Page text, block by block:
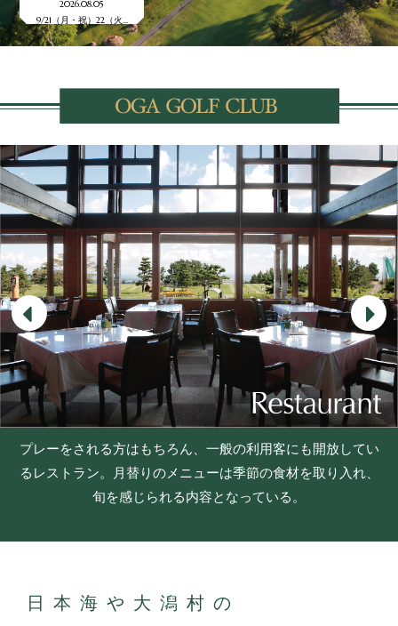
レ…
2026.08.05
9/21（月・祝）22（火…
2026.07.27
9/17（木）アサヒビー…
2026.07.16
9/8（火）グリーンシ…
2026.07.16
8/18（火
プレーをされる方はもちろん、一般の利用客にも開放してい
るレストラン。月替りのメニューは季節の食材を取り入れ、
旬を感じられる内容となっている。
日本海や大潟村の